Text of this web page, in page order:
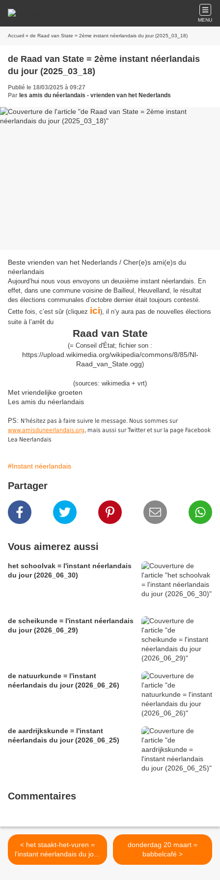
MENU
Accueil » de Raad van State = 2ème instant néerlandais du jour (2025_03_18)
de Raad van State = 2ème instant néerlandais
du jour (2025_03_18)
Publié le 18/03/2025 à 09:27
Par les amis du néerlandais - vrienden van het Nederlands
Beste vrienden van het Nederlands / Cher(e)s ami(e)s du
néerlandais
Aujourd’hui nous vous envoyons un deuxième instant néerlandais. En
effet, dans une commune voisine de Bailleul, Heuvelland, le résultat
des élections communales d’octobre dernier était toujours contesté.
Cette fois, c’est sûr (cliquez ici), il n’y aura pas de nouvelles élections
suite à l’arrêt du
Raad van State
(= Conseil d'État; fichier son :
https://upload.wikimedia.org/wikipedia/commons/8/85/Nl-
Raad_van_State.ogg)
(sources: wikimedia + vrt)
Met vriendelijke groeten
Les amis du néerlandais
PS: N'hésitez pas à faire suivre le message. Nous sommes sur
www.amisduneerlandais.org, mais aussi sur Twitter et sur la page Facebook
Lea Neerlandais
#Instant néerlandais
Partager
Vous aimerez aussi
het schoolvak = l'instant néerlandais
du jour (2026_06_30)
de scheikunde = l'instant néerlandais
du jour (2026_06_29)
de natuurkunde = l'instant
néerlandais du jour (2026_06_26)
de aardrijkskunde = l'instant
néerlandais du jour (2026_06_25)
Commentaires
< het staakt-het-vuren =
l'instant néerlandais du jour
(2025_03_18)
donderdag 20 maart =
babbelcafé >